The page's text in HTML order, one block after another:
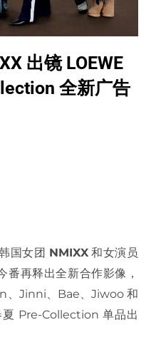
出镜 LOEWE
全新广告
国女团 NMIXX和女演员
番再释出全新合作影像，
、Jinni、Bae、Jiwoo 和
Pre-Collection 单品出